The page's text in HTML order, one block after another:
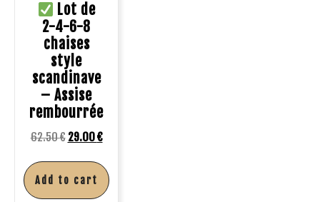
Lot de
2-4-6-8
chaises
style
scandinave
– Assise
rembourrée
62.50€ 29.00€
Add to cart